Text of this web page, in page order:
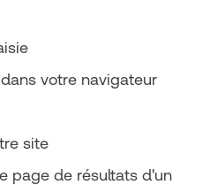
votre navigateur
site
page de résultats d'un